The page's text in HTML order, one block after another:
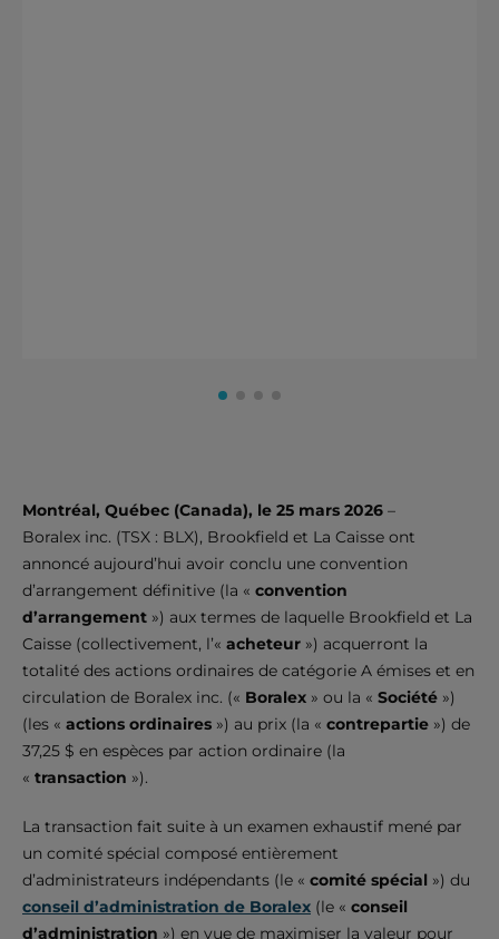
Montréal, Québec (Canada), le 25 mars 2026 –
Boralex inc. (TSX : BLX), Brookfield et La Caisse ont
annoncé aujourd’hui avoir conclu une convention
d’arrangement définitive (la « convention
d’arrangement ») aux termes de laquelle Brookfield et La
Caisse (collectivement, l’« acheteur ») acquerront la
totalité des actions ordinaires de catégorie A émises et en
circulation de Boralex inc. (« Boralex » ou la « Société »)
(les « actions ordinaires ») au prix (la « contrepartie ») de
37,25 $ en espèces par action ordinaire (la
« transaction »).
La transaction fait suite à un examen exhaustif mené par
un comité spécial composé entièrement
d’administrateurs indépendants (le « comité spécial ») du
conseil d’administration de Boralex (le « conseil
d’administration ») en vue de maximiser la valeur pour